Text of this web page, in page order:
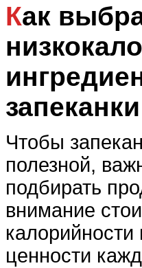
Как выбрать
запеканки
Чтобы
полезной,
подбирать
внимание
калорийности
ценности